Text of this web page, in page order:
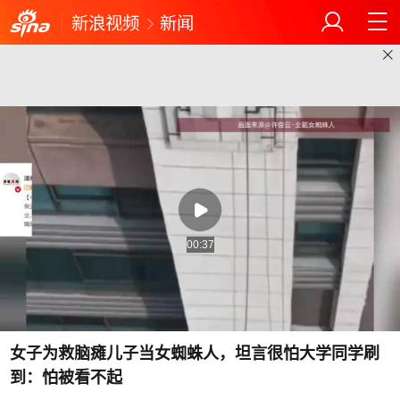
新浪视频 新闻
00:37
女子为救脑瘫儿子当女蜘蛛人，坦言很怕大学同学刷
到：怕被看不起